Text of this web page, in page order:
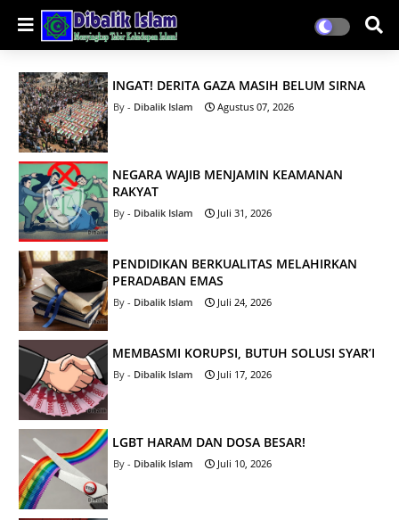
INGAT! DERITA GAZA MASIH BELUM SIRNA
Dibalik Islam Agustus 07, 2026
NEGARA WAJIB MENJAMIN KEAMANAN
RAKYAT
Dibalik Islam Juli 31, 2026
PENDIDIKAN BERKUALITAS MELAHIRKAN
PERADABAN EMAS
Dibalik Islam Juli 24, 2026
MEMBASMI KORUPSI, BUTUH SOLUSI SYAR’I
Dibalik Islam Juli 17, 2026
LGBT HARAM DAN DOSA BESAR!
Dibalik Islam Juli 10, 2026